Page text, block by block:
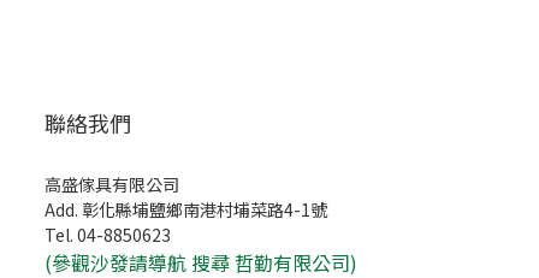
聯絡我們
高盛傢具有限公司
Add. 彰化縣埔鹽鄉南港村埔菜路4-1號
Tel. 04-8850623
(參觀沙發請導航 搜尋 哲勤有限公司)